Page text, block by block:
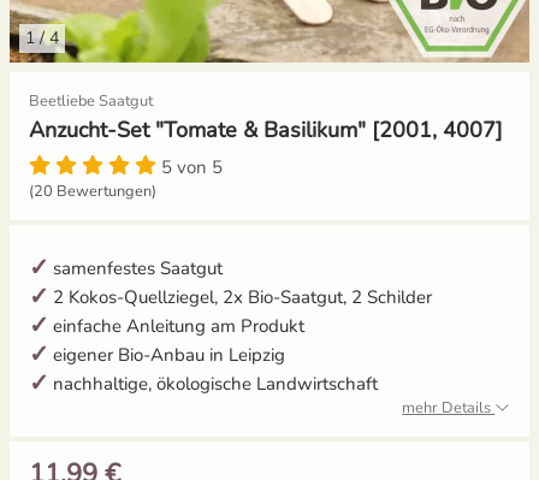
1/4
Beetliebe Saatgut
Anzucht-Set "Tomate & Basilikum" [2001, 4007]
5 von 5
(20 Bewertungen)
samenfestes Saatgut
2 Kokos-Quellziegel, 2x Bio-Saatgut, 2 Schilder
einfache Anleitung am Produkt
eigener Bio-Anbau in Leipzig
nachhaltige, ökologische Landwirtschaft
mehr Details
Gemüsesamen Set
Gurken
Jalapeno
Kohl
Kohlrabi
Küchenkräuter
Gelbe Tomaten
Gewächshaustomaten
Grüne Tomaten
Ochsenherztomaten
Orangene Tomaten
Robuste Tomatensorten
Aussaat und Anzucht im Dezember
Aussaat und Anzucht im Juli
Aussaat und Anzucht im Juni